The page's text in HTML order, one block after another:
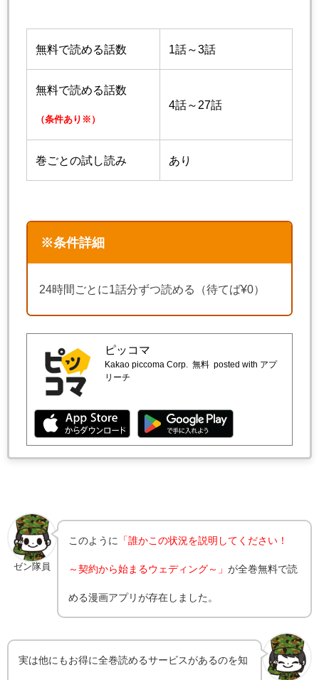
無料で読める話数 1話～3話
無料で読める話数
（条件あり※）
4話～27話
巻ごとの試し読み あり
※条件詳細
24時間ごとに1話分ずつ読める（待てば¥0）
ピッコマ
Kakao piccoma Corp. 無料 posted with アプ
リーチ
ゼン隊員
このように 「誰かこの状況を説明してください！
～契約から始まるウェディング～」が全巻無料で読
める漫画アプリが存在しました。
実は他にもお得に全巻読めるサービスがあるのを知